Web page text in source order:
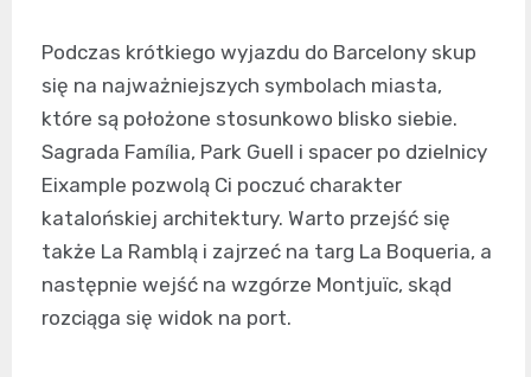
Podczas krótkiego wyjazdu do Barcelony skup
się na najważniejszych symbolach miasta,
które są położone stosunkowo blisko siebie.
Sagrada Família, Park Guell i spacer po dzielnicy
Eixample pozwolą Ci poczuć charakter
katalońskiej architektury. Warto przejść się
także La Ramblą i zajrzeć na targ La Boqueria, a
następnie wejść na wzgórze Montjuïc, skąd
rozciąga się widok na port.